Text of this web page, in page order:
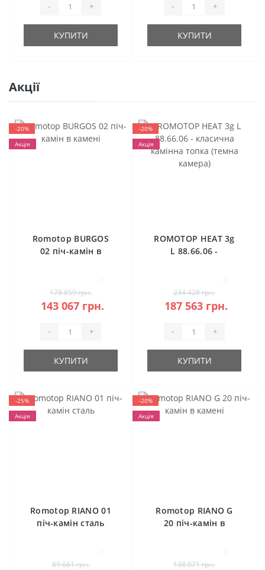
- +
КУПИТИ
- +
КУПИТИ
Акції
-20%
Акція
Romotop BURGOS
02 піч-камін в
178 859 грн.
143 067 грн.
- +
КУПИТИ
-20%
Акція
ROMOTOP HEAT 3g
L 88.66.06 -
камера)
234 428 грн.
187 563 грн.
- +
КУПИТИ
-25%
Акція
Romotop RIANO 01
піч-камін сталь
89 661 грн.
-20%
Акція
Romotop RIANO G
20 піч-камін в
138 071 грн.